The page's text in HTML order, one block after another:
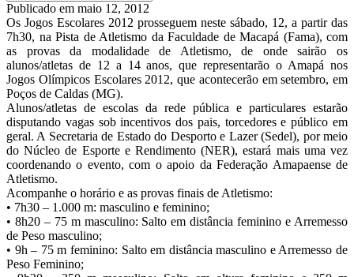
Publicado em maio 12, 2012
Os Jogos Escolares 2012 prosseguem neste sábado, 12, a partir das
7h30, na Pista de Atletismo da Faculdade de Macapá (Fama), com
as provas da modalidade de Atletismo, de onde sairão os
alunos/atletas de 12 a 14 anos, que representarão o Amapá nos
Jogos Olímpicos Escolares 2012, que acontecerão em setembro, em
Poços de Caldas (MG).
Alunos/atletas de escolas da rede pública e particulares estarão
disputando vagas sob incentivos dos pais, torcedores e público em
geral. A Secretaria de Estado do Desporto e Lazer (Sedel), por meio
do Núcleo de Esporte e Rendimento (NER), estará mais uma vez
coordenando o evento, com o apoio da Federação Amapaense de
Atletismo.
Acompanhe o horário e as provas finais de Atletismo:
• 7h30 – 1.000 m: masculino e feminino;
• 8h20 – 75 m masculino: Salto em distância feminino e Arremesso
de Peso masculino;
• 9h – 75 m feminino: Salto em distância masculino e Arremesso de
Peso Feminino;